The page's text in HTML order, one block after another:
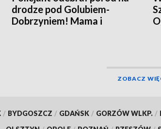
drodze pod Golubiem-
Dobrzyniem! Mama i
ZOBACZ
/ BYDGOSZCZ / GDAŃSK / GORZÓW WLKP. /